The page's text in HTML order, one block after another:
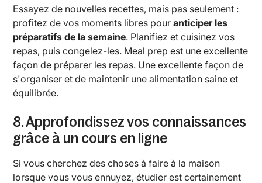
Essayez de nouvelles recettes, mais pas seulement :
profitez de vos moments libres pouranticiper les
préparatifs de la semaine. Planifiez et cuisinez vos
repas, puis congelez-les. Meal prep est une excellente
façon de préparer les repas. Une excellente façon de
s'organiser et de maintenir une alimentation saine et
équilibrée.
8. Approfondissez vos connaissances
grâce à un cours en ligne
Si vous cherchez des choses à faire à la maison
lorsque vous vous ennuyez, étudier est certainement